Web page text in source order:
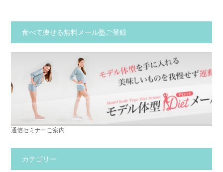
食べて痩せる無料メール塾ご登録
通信セミナーご案内
カテゴリー